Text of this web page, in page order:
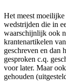
Het meest
wedstrijden die in
waarschijnlijk ook
krantenartikelen
geschreven en dan
gesproken c.q.
voor later. Maar
gehouden